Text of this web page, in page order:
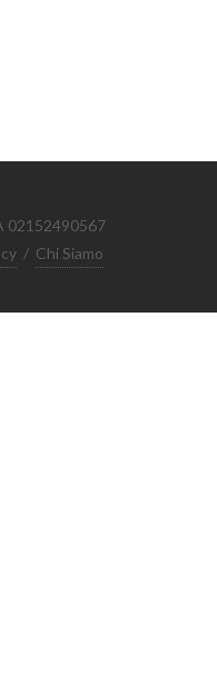
02152490567
/ Chi Siamo